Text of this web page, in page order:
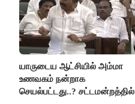
யாருடைய ஆட்சியில் அம்மா
உணவகம் நன்றாக
செயல்பட்டது..? சட்டமன்றத்தில்